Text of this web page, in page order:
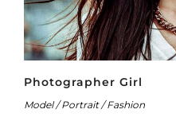
Photographer Girl
Model / Portrait / Fashion